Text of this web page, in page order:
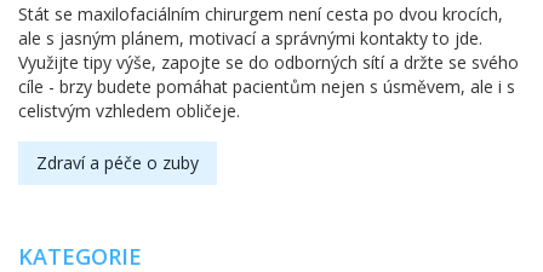
Stát se maxilofaciálním chirurgem není cesta po dvou krocích,
ale s jasným plánem, motivací a správnými kontakty to jde.
Využijte tipy výše, zapojte se do odborných sítí a držte se svého
cíle - brzy budete pomáhat pacientům nejen s úsměvem, ale i s
celistvým vzhledem obličeje.
Zdraví a péče o zuby
KATEGORIE